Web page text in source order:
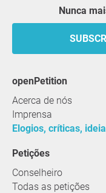
Nunca
openPetition
Acerca de nós
Imprensa
Elogios, críticas,
Petições
Conselheiro
Todas as petições